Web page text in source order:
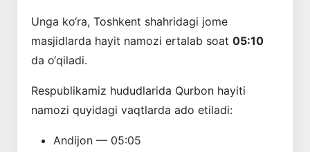
Unga ko‘ra, Toshkent shahridagi jome
masjidlarda hayit namozi ertalab soat 05:10
da o‘qiladi.
Respublikamiz hududlarida Qurbon hayiti
namozi quyidagi vaqtlarda ado etiladi:
Andijon — 05:05